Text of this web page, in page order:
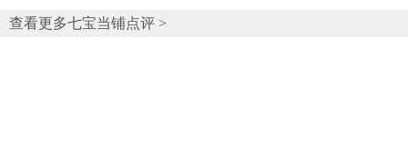
查看更多七宝当铺点评 >